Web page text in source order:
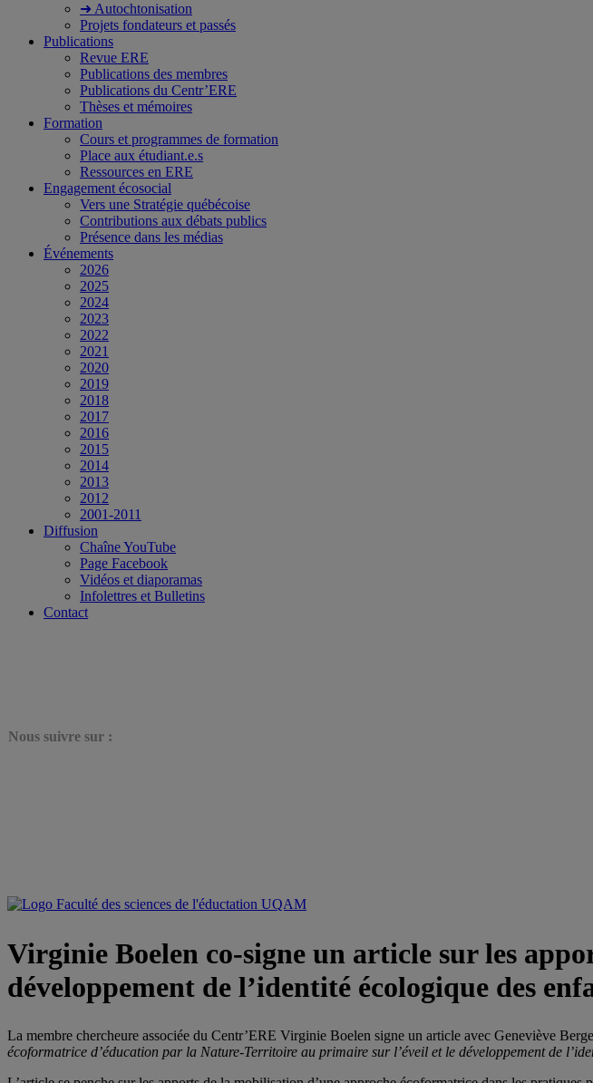
➜ Autochtonisation
Projets fondateurs et passés
Publications
Revue ERE
Publications des membres
Publications du Centr’ERE
Thèses et mémoires
Formation
Cours et programmes de formation
Place aux étudiant.e.s
Ressources en ERE
Engagement écosocial
Vers une Stratégie québécoise
Contributions aux débats publics
Présence dans les médias
Événements
2026
2025
2024
2023
2022
2021
2020
2019
2018
2017
2016
2015
2014
2013
2012
2001-2011
Diffusion
Chaîne YouTube
Page Facebook
Vidéos et diaporamas
Infolettres et Bulletins
Contact
Nous suivre sur :
Virginie Boelen co-signe un article sur les
développement de l’identité écologique des
La membre chercheure associée du Centr’ERE Virginie Boelen signe un article avec Geneviève
écoformatrice d’éducation par la Nature-Territoire au primaire sur l’éveil et le développement de